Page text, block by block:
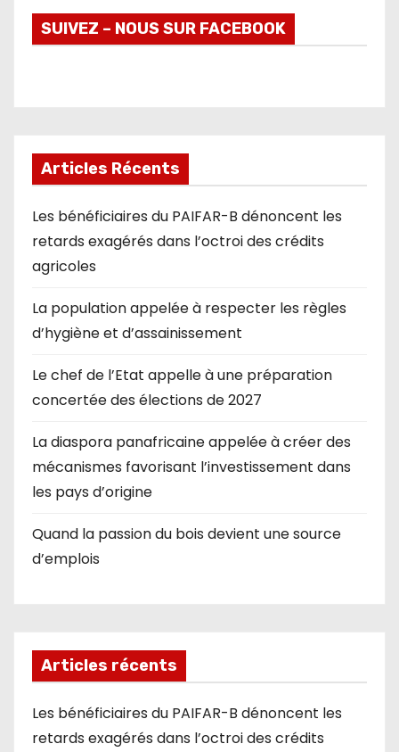
SUIVEZ – NOUS SUR FACEBOOK
Articles Récents
Les bénéficiaires du PAIFAR-B dénoncent les
retards exagérés dans l’octroi des crédits
agricoles
La population appelée à respecter les règles
d’hygiène et d’assainissement
Le chef de l’Etat appelle à une préparation
concertée des élections de 2027
La diaspora panafricaine appelée à créer des
mécanismes favorisant l’investissement dans
les pays d’origine
Quand la passion du bois devient une source
d’emplois
Articles récents
Les bénéficiaires du PAIFAR-B dénoncent les
retards exagérés dans l’octroi des crédits